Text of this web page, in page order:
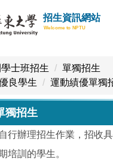
招生資訊網站
Welcome to NPTU
學士班招生
單獨招生
良學生
運動績優單獨
獨招生
行辦理招生作業，招收
培訓的學生。